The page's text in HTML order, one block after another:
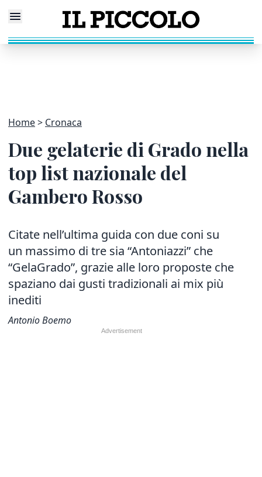
Home Cronaca
Due gelaterie di Grado nella
top list nazionale del
Gambero Rosso
Citate nell’ultima guida con due coni su
un massimo di tre sia “Antoniazzi” che
“GelaGrado”, grazie alle loro proposte che
spaziano dai gusti tradizionali ai mix più
inediti
Antonio Boemo